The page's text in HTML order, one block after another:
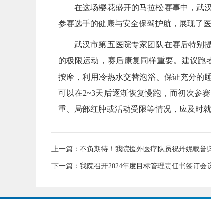
在这场樱花盛开的马拉松赛事中，武
参赛选手的健康与安全保驾护航，展现了
武汉市第五医院专家团队在赛后特别
的极限运动，赛后康复同样重要。建议跑
按摩，利用冷热水交替泡浴、保证充分的
可以在2~3天后逐渐恢复慢跑，而初次参
重、局部红肿或活动受限等情况，应及时
上一篇： 不负期待！我院援外医疗队员祝丹妮载誉
下一篇： 我院召开2024年度目标管理责任书签订会